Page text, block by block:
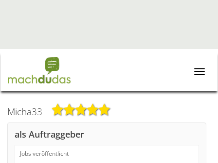
Toggle
Micha33
als Auftraggeber
Jobs veröffentlicht